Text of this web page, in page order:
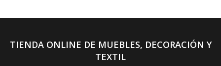
TIENDA ONLINE DE MUEBLES, DECORACIÓN Y
TEXTIL